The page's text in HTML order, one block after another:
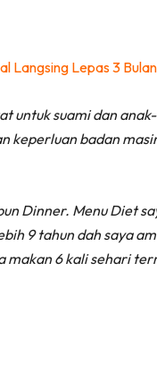
Langgan
penjagaan diri
Langsing Lepas 3
untuk suami dan
keperluan badan
Dinner. Menu Diet
9 tahun dah saya
makan 6 kali sehari